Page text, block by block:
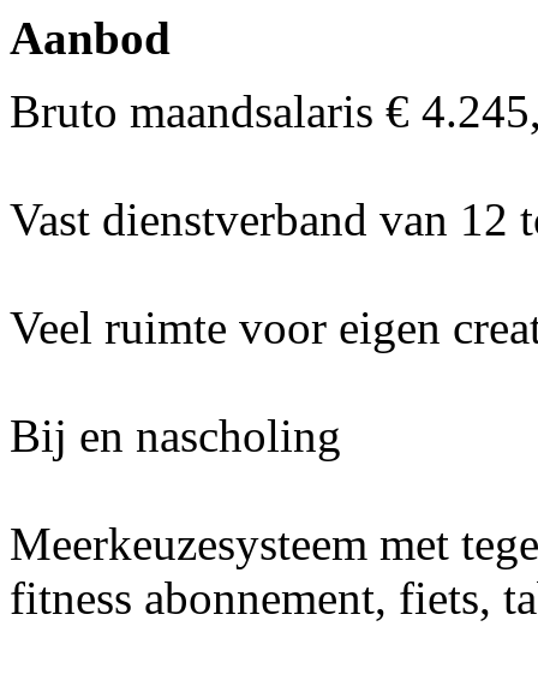
Aanbod
Bruto maandsalaris €
Vast dienstverband van 12
Veel ruimte voor eigen
Bij en nascholing
Meerkeuzesysteem met
fitness abonnement, fiets,